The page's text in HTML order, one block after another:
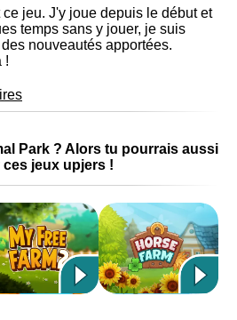
jeu. J'y joue depuis le début et
temps sans y jouer, je suis
nouveautés apportées.
!
Park ? Alors tu pourrais aussi
ces jeux upjers !